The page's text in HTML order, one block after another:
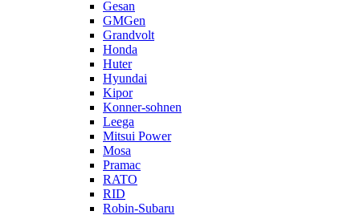
Gesan
GMGen
Grandvolt
Honda
Huter
Hyundai
Kipor
Konner-sohnen
Leega
Mitsui Power
Mosa
Pramac
RATO
RID
Robin-Subaru